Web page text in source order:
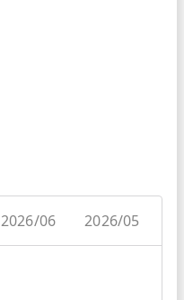
2026/06 2026/05